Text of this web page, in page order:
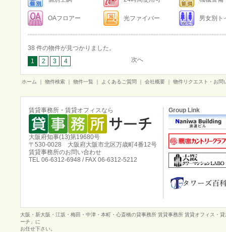
OAフロアー 光ファイバー 男女別ト
38 件の物件が見つかりました。
1
2 3 4 次へ
ホーム 物件検索 物件一覧 よくあるご質問 会社概要 物件リクエスト・お問
賃貸事務所・賃貸オフィスなら
大阪府知事(13)第19680号
〒530-0028 大阪府大阪市北区万歳町4番12号
賃貸事務所のお問い合わせ
TEL 06-6312-6948 / FAX 06-6312-5212
Group Link
大阪・新大阪・江坂・梅田・中津・本町・心斎橋の貸事務所 賃貸事務所 賃貸オフィス・
ーチ」に
お任せ下さい。